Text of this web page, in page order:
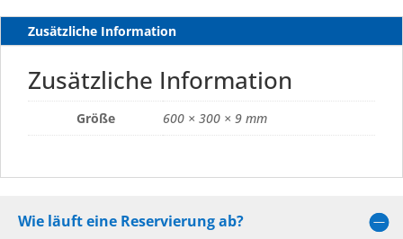
Zusätzliche Information
Zusätzliche Information
Größe 600 × 300 × 9 mm
Wie läuft eine Reservierung ab?